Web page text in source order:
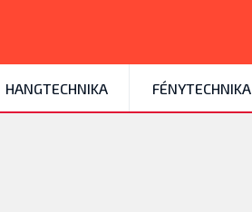
HANGTECHNIKA FÉNYTECHNIKA